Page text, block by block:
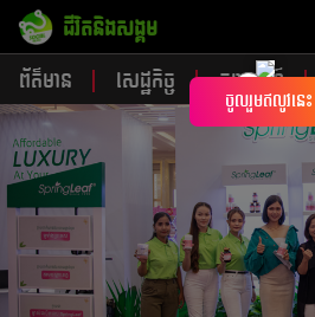
ជីវិតនិងសង្គម
ព័ត៌មាន សេដ្ឋកិច្ច ចរាចរណ៍
×
ចូលរួមឥលូវនេះ